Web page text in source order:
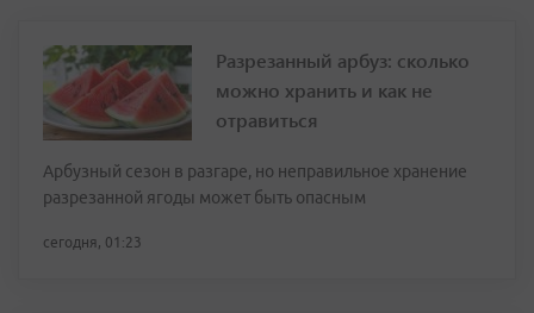
Разрезанный арбуз: сколько
можно хранить и как не
отравиться
Арбузный сезон в разгаре, но неправильное хранение
разрезанной ягоды может быть опасным
сегодня, 01:23